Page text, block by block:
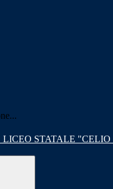
LICEO STATALE "CELIO